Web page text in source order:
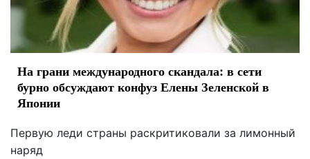
На грани международного скандала: в сети
бурно обсуждают конфуз Елены Зеленской в
Японии
Первую леди страны раскритиковали за лимонный
наряд